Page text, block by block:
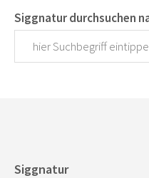
Siggnatur durchsuchen
Siggnatur